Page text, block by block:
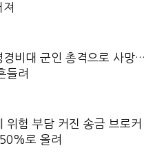
경비대 군인 총격으로 사망…
들려
위험 부담 커진 송금 브로커
로 올려